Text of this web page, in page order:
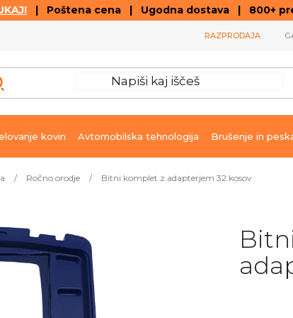
| Poštena cena | Ugodna dostava | 800+
RAZPRODAJA
kovin Avtomobilska tehnologija Brušenje in
/ Ročno orodje / Bitni komplet z adapterjem 32 kosov